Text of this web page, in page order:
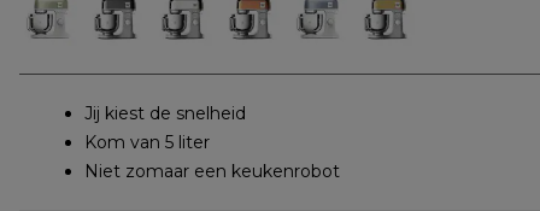
Jij kiest de snelheid
Kom van 5 liter
Niet zomaar een keukenrobot